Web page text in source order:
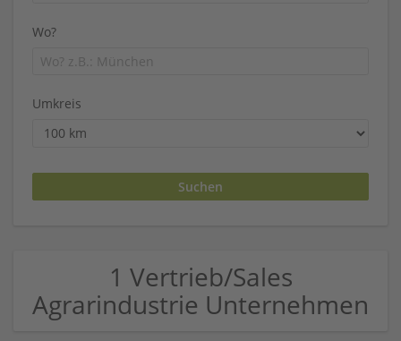
Wo?
Umkreis
1 Vertrieb/Sales
Agrarindustrie Unternehmen